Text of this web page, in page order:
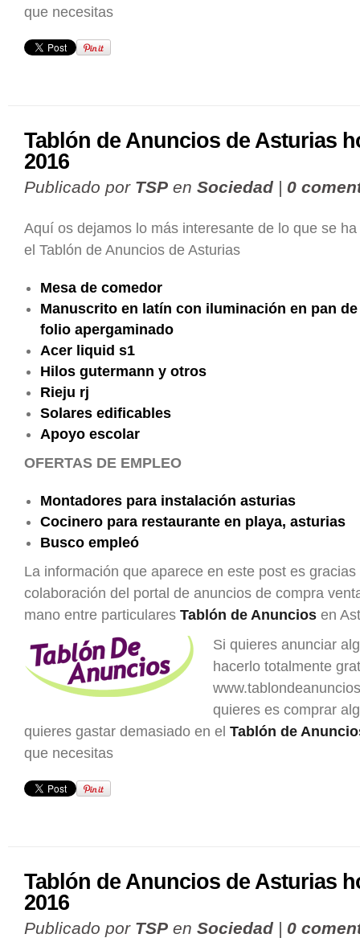
que necesitas
Tablón de Anuncios de Asturias
2016
Publicado por TSP en Sociedad | 0
Aquí os dejamos lo más interesante de lo que se
el Tablón de Anuncios de Asturias
Mesa de comedor
Manuscrito en latín con iluminación en pan
folio apergaminado
Acer liquid s1
Hilos gutermann y otros
Rieju rj
Solares edificables
Apoyo escolar
OFERTAS DE EMPLEO
Montadores para instalación asturias
Cocinero para restaurante en playa, asturias
Busco empleó
La información que aparece en este post es gracias
colaboración del portal de anuncios de compra
mano entre particulares Tablón de Anuncios en
Si quieres anunciar
hacerlo totalmente
quieres es comprar
quieres gastar demasiado en el Tablón de
que necesitas
Tablón de Anuncios de Asturias
2016
Publicado por TSP en Sociedad | 0